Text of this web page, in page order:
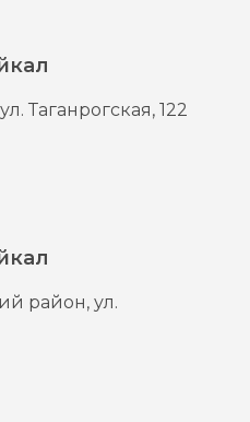
ул. Таганрогская, 122
район, ул.